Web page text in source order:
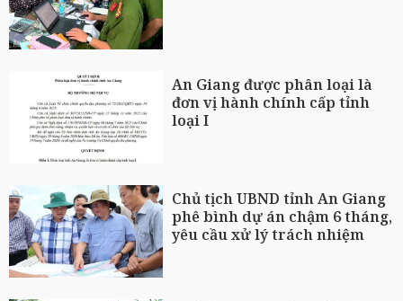
An Giang được phân loại là
đơn vị hành chính cấp tỉnh
loại I
Chủ tịch UBND tỉnh An Giang
phê bình dự án chậm 6 tháng,
yêu cầu xử lý trách nhiệm